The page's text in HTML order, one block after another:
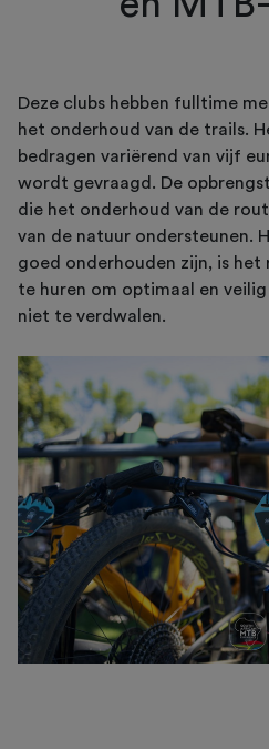
Deze clubs hebben fulltime
het onderhoud van de trails.
bedragen variërend van vijf
wordt gevraagd. De
die het onderhoud van de
van de natuur ondersteunen.
goed onderhouden zijn, is het
te huren om optimaal en
niet te verdwalen.